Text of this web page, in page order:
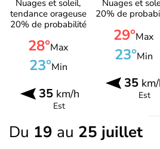
Nuages et soleil,
tendance orageuse
20% de probabilité
28°Max
23°Min
35km/h
Est
Nuages et
20% de
29°Max
23°Min
35
Est
Du 19 au 25 juillet